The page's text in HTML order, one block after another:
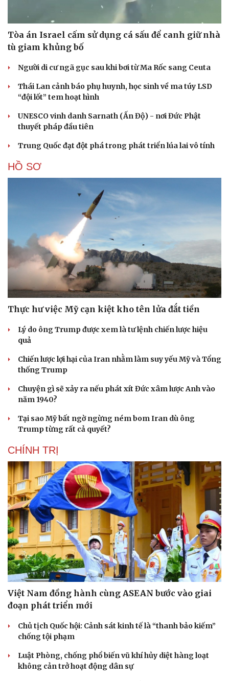
Tòa án Israel cấm sử dụng cá sấu để canh giữ nhà
tù giam khủng bố
Người di cư ngã gục sau khi bơi từ Ma Rốc sang Ceuta
Thái Lan cảnh báo phụ huynh, học sinh về ma túy LSD
“đội lốt” tem hoạt hình
UNESCO vinh danh Sarnath (Ấn Độ) - nơi Đức Phật
thuyết pháp đầu tiên
Trung Quốc đạt đột phá trong phát triển lúa lai vô tính
HỒ SƠ
Thực hư việc Mỹ cạn kiệt kho tên lửa đắt tiền
Lý do ông Trump được xem là tư lệnh chiến lược hiệu
quả
Chiến lược lợi hại của Iran nhằm làm suy yếu Mỹ và Tổng
thống Trump
Chuyện gì sẽ xảy ra nếu phát xít Đức xâm lược Anh vào
năm 1940?
Tại sao Mỹ bất ngờ ngừng ném bom Iran dù ông
Trump từng rất cả quyết?
CHÍNH TRỊ
Việt Nam đồng hành cùng ASEAN bước vào giai
đoạn phát triển mới
Chủ tịch Quốc hội: Cảnh sát kinh tế là “thanh bảo kiếm”
chống tội phạm
Luật Phòng, chống phổ biến vũ khí hủy diệt hàng loạt
không cản trở hoạt động dân sự